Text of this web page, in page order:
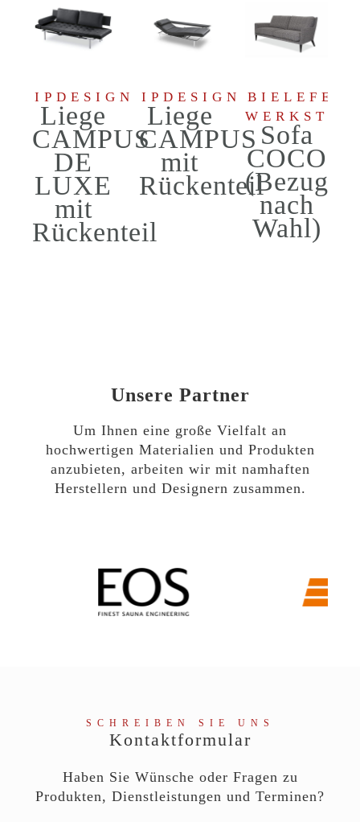
IPDESIGN
Liege
CAMPUS
DE
LUXE
mit
Rückenteil
IPDESIGN
Liege
CAMPUS
mit
Rückenteil
Sofa
COCO
(Bezug
nach
Wahl)
Unsere Partner
Um Ihnen eine große Vielfalt an
hochwertigen Materialien und Produkten
anzubieten, arbeiten wir mit namhaften
Herstellern und Designern zusammen.
SCHREIBEN SIE UNS
Kontaktformular
Haben Sie Wünsche oder Fragen zu
Produkten, Dienstleistungen und Terminen?